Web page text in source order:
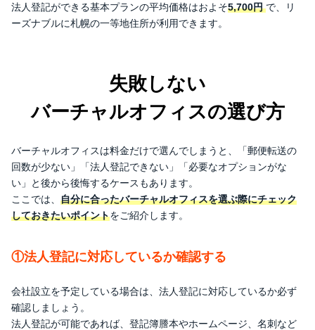
札幌のバーチャルオフィスに関するよくある質問
Q. バーチャルオフィスの住所で法人登記はできます
Q. 契約後すぐに住所を利用できますか？
Q. 郵便物はどのように受け取れますか？
札幌以外のエリアで検討したい方へ
レゾナンスのご紹介
レゾナンス（全13店舗会議室付き、渋谷駅前店にコ
ワーキングスペースあり）
底解説～
バーチャルオフィスを利用するための準備
バーチャルオフィスを使ったビジネススタート事例
法人登記ができる基本プランの平均価格はおよそ5,700円で、リ
ーズナブルに札幌の一等地住所が利用できます。
失敗しない
バーチャルオフィスの選び方
バーチャルオフィスは料金だけで選んでしまうと、「郵便転送の
回数が少ない」「法人登記できない」「必要なオプションがな
い」と後から後悔するケースもあります。
ここでは、 自分に合ったバーチャルオフィスを選ぶ際にチェック
しておきたいポイントをご紹介します。
①法人登記に対応しているか確認する
会社設立を予定している場合は、法人登記に対応しているか必ず
確認しましょう。
法人登記が可能であれば、登記簿謄本やホームページ、名刺など